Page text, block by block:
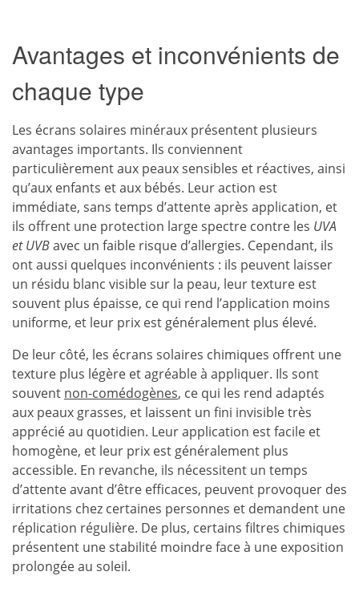
Avantages et inconvénients de
chaque type
Les écrans solaires minéraux présentent plusieurs
avantages importants. Ils conviennent
particulièrement aux peaux sensibles et réactives, ainsi
qu’aux enfants et aux bébés. Leur action est
immédiate, sans temps d’attente après application, et
ils offrent une protection large spectre contre les UVA
et UVBavec un faible risque d’allergies. Cependant, ils
ont aussi quelques inconvénients : ils peuvent laisser
un résidu blanc visible sur la peau, leur texture est
souvent plus épaisse, ce qui rend l’application moins
uniforme, et leur prix est généralement plus élevé.
De leur côté, les écrans solaires chimiques offrent une
texture plus légère et agréable à appliquer. Ils sont
souvent non-comédogènes, ce qui les rend adaptés
aux peaux grasses, et laissent un fini invisible très
apprécié au quotidien. Leur application est facile et
homogène, et leur prix est généralement plus
accessible. En revanche, ils nécessitent un temps
d’attente avant d’être efficaces, peuvent provoquer des
irritations chez certaines personnes et demandent une
réplication régulière. De plus, certains filtres chimiques
présentent une stabilité moindre face à une exposition
prolongée au soleil.